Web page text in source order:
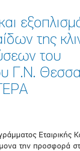
της
του
Γ.Ν.
Εταιρικής
την προσφορά